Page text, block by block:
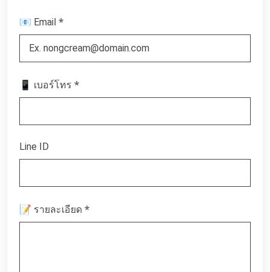
📧 Email *
📱 เบอร์โทร *
Line ID
📝 รายละเอียด *